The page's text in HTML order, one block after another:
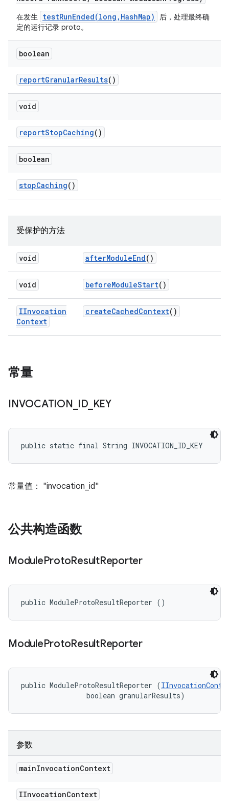
在发生 testRunEnded(long,HashMap)
后，处理最终确
定的运行记录 proto。
boolean
reportGranularResults()
void
reportStopCaching()
boolean
stopCaching()
受保护的方法
void afterModuleEnd()
void beforeModuleStart()
IInvocation
Context
createCachedContext()
常量
INVOCATION ID_ KEY
public static final String INVOCATION_ID_KEY
常量值： "invocation_id"
公共构造函数
ModuleProtoResultReporter
public ModuleProtoResultReporter ()
ModuleProtoResultReporter
public ModuleProtoResultReporter (
                boolean granularResults)
参数
mainInvocationContext
IInvocationContext